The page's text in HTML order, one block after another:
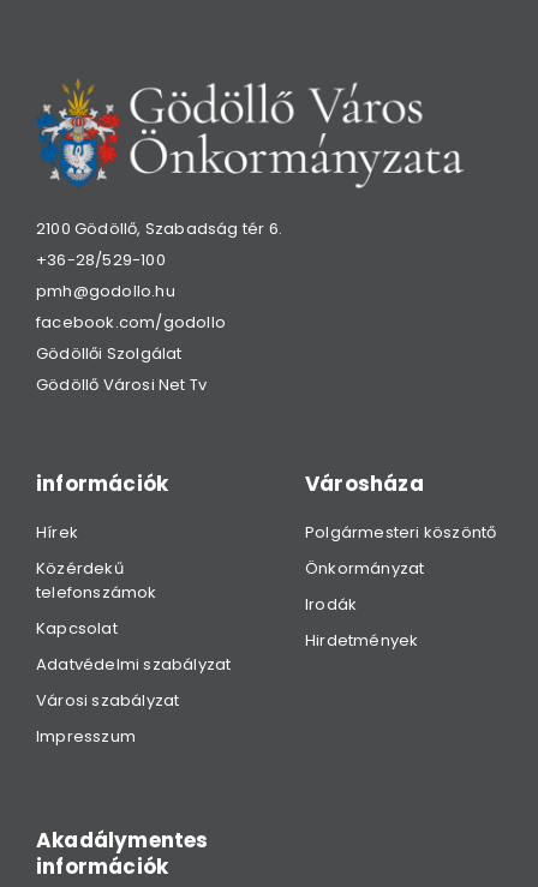
2100 Gödöllő, Szabadság tér 6.
+36-28/529-100
pmh@godollo.hu
facebook.com/godollo
Gödöllői Szolgálat
Gödöllő Városi Net Tv
információk
Hírek
Közérdekű
telefonszámok
Kapcsolat
Adatvédelmi szabályzat
Városi szabályzat
Impresszum
Városháza
Polgármesteri köszöntő
Önkormányzat
Irodák
Hirdetmények
Akadálymentes
információk